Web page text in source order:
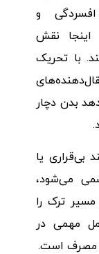
افسردگی و
اینجا نقش
با تحریک
بدن دچار
بی‌قراری یا
می‌شود،
مسیر ترک را
مهمی در
مصرف است.